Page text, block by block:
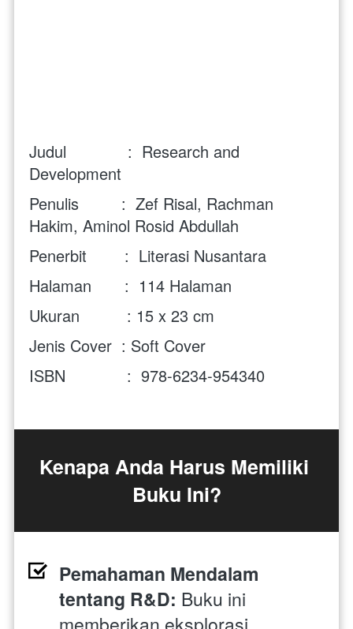
Judul             :  Research and
Development
Penulis         :  Zef Risal, Rachman
Hakim, Aminol Rosid Abdullah
Penerbit        : Literasi Nusantara
Halaman       : 114 Halaman
Ukuran          : 15 x 23 cm
Jenis Cover  : Soft Cover
ISBN             :  978-6234-954340
Kenapa Anda Harus Memiliki
Buku Ini?
Pemahaman Mendalam
tentang R&D: Buku ini